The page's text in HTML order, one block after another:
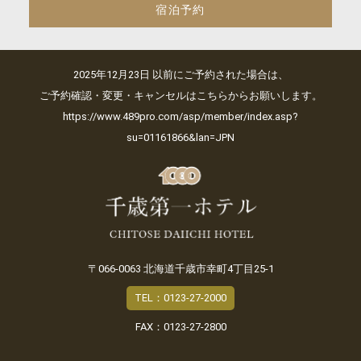
宿泊予約
2025年12月23日 以前にご予約された場合は、
ご予約確認・変更・キャンセルはこちらからお願いします。
https://www.489pro.com/asp/member/index.asp?
su=01161866&lan=JPN
〒066-0063 北海道千歳市幸町4丁目25-1
TEL：0123-27-2000
FAX：0123-27-2800